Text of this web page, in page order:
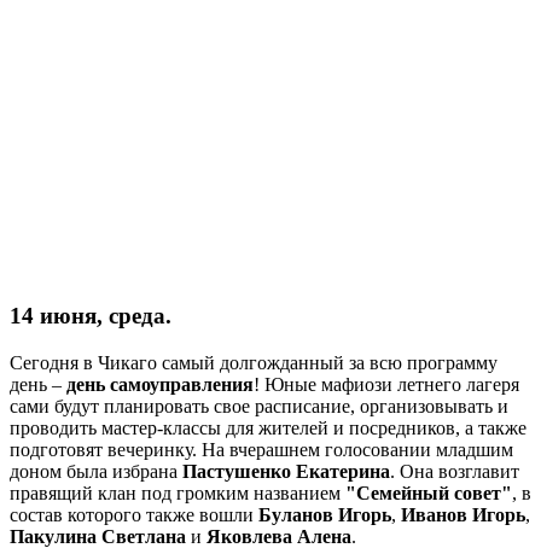
14 июня, среда.
Сегодня в Чикаго самый долгожданный за всю программу
день – день самоуправления! Юные мафиози летнего лагеря
сами будут планировать свое расписание, организовывать и
проводить мастер-классы для жителей и посредников, а также
подготовят вечеринку. На вчерашнем голосовании младшим
доном была избрана Пастушенко Екатерина. Она возглавит
правящий клан под громким названием "Семейный совет", в
состав которого также вошли Буланов Игорь, Иванов Игорь,
Пакулина Светлана и Яковлева Алена.